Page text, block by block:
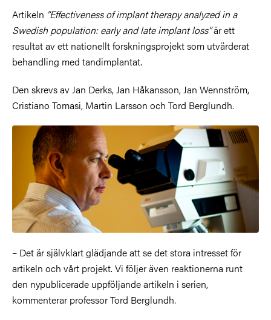
Artikeln ”Effectiveness of implant therapy analyzed in a
Swedish population: early and late implant loss”är ett
resultat av ett nationellt forskningsprojekt som utvärderat
behandling med tandimplantat.
Den skrevs av Jan Derks, Jan Håkansson, Jan Wennström,
Cristiano Tomasi, Martin Larsson och Tord Berglundh.
– Det är självklart glädjande att se det stora intresset för
artikeln och vårt projekt. Vi följer även reaktionerna runt
den nypublicerade uppföljande artikeln i serien,
kommenterar professor Tord Berglundh.